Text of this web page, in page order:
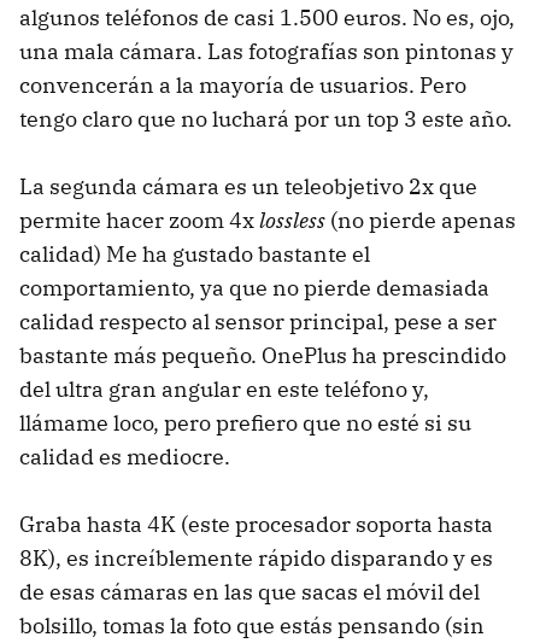
algunos teléfonos de casi 1.500 euros. No es, ojo,
una mala cámara. Las fotografías son pintonas y
convencerán a la mayoría de usuarios. Pero
tengo claro que no luchará por un top 3 este año.
La segunda cámara es un teleobjetivo 2x que
permite hacer zoom 4xlossless (no pierde apenas
calidad) Me ha gustado bastante el
comportamiento, ya que no pierde demasiada
calidad respecto al sensor principal, pese a ser
bastante más pequeño. OnePlus ha prescindido
del ultra gran angular en este teléfono y,
llámame loco, pero prefiero que no esté si su
calidad es mediocre.
Graba hasta 4K (este procesador soporta hasta
8K), es increíblemente rápido disparando y es
de esas cámaras en las que sacas el móvil del
bolsillo, tomas la foto que estás pensando (sin